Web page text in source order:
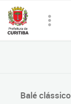
Balé clássico